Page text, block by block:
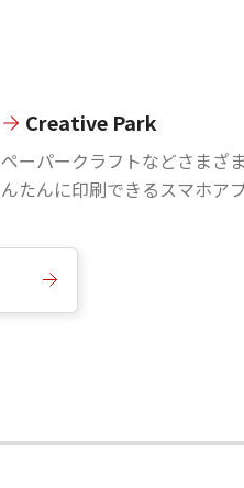
Creative Park
ペーパークラフトなどさまざ
んたんに印刷できるスマホアプ